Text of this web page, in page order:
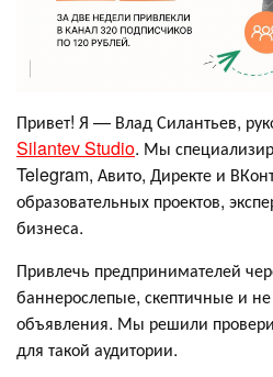
Привет! Я — Влад Силантьев,
Silantev Studio. Мы
Telegram, Авито, Директе и
образовательных проектов,
бизнеса.
Привлечь предпринимателей
баннерослепые, скептичные и
объявления. Мы решили
для такой аудитории.